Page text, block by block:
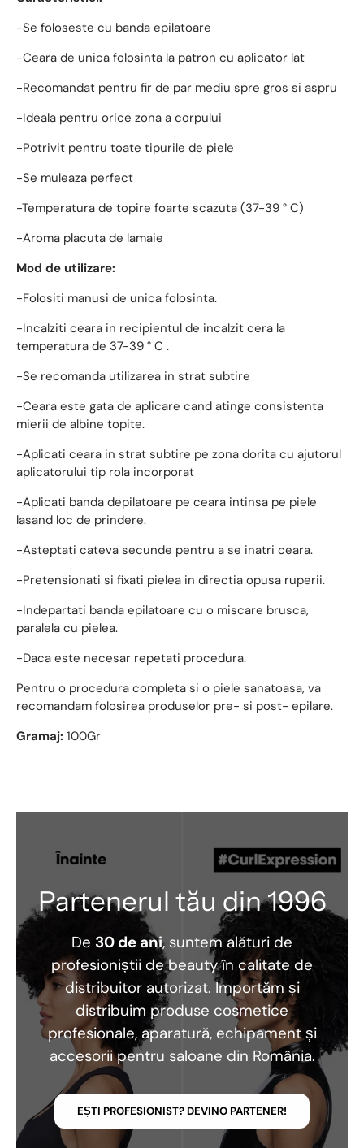
-Se foloseste cu banda epilatoare
-Ceara de unica folosinta la patron cu aplicator lat
-Recomandat pentru fir de par mediu spre gros si aspru
-Ideala pentru orice zona a corpului
-Potrivit pentru toate tipurile de piele
-Se muleaza perfect
-Temperatura de topire foarte scazuta (37-39 ° C)
-Aroma placuta de lamaie
Mod de utilizare:
-Folositi manusi de unica folosinta.
-Incalziti ceara in recipientul de incalzit cera la
temperatura de 37-39 ° C .
-Se recomanda utilizarea in strat subtire
-Ceara este gata de aplicare cand atinge consistenta
mierii de albine topite.
-Aplicati ceara in strat subtire pe zona dorita cu ajutorul
aplicatorului tip rola incorporat
-Aplicati banda depilatoare pe ceara intinsa pe piele
lasand loc de prindere.
-Asteptati cateva secunde pentru a se inatri ceara.
-Pretensionati si fixati pielea in directia opusa ruperii.
-Indepartati banda epilatoare cu o miscare brusca,
paralela cu pielea.
-Daca este necesar repetati procedura.
Pentru o procedura completa si o piele sanatoasa, va
recomandam folosirea produselor pre- si post- epilare.
Gramaj: 100Gr
Partenerul tău din 1996
De 30 de ani, suntem alături de
profesioniștii de beauty în calitate de
distribuitor autorizat. Importăm și
distribuim produse cosmetice
profesionale, aparatură, echipament și
accesorii pentru saloane din România.
EȘTI PROFESIONIST? DEVINO PARTENER!